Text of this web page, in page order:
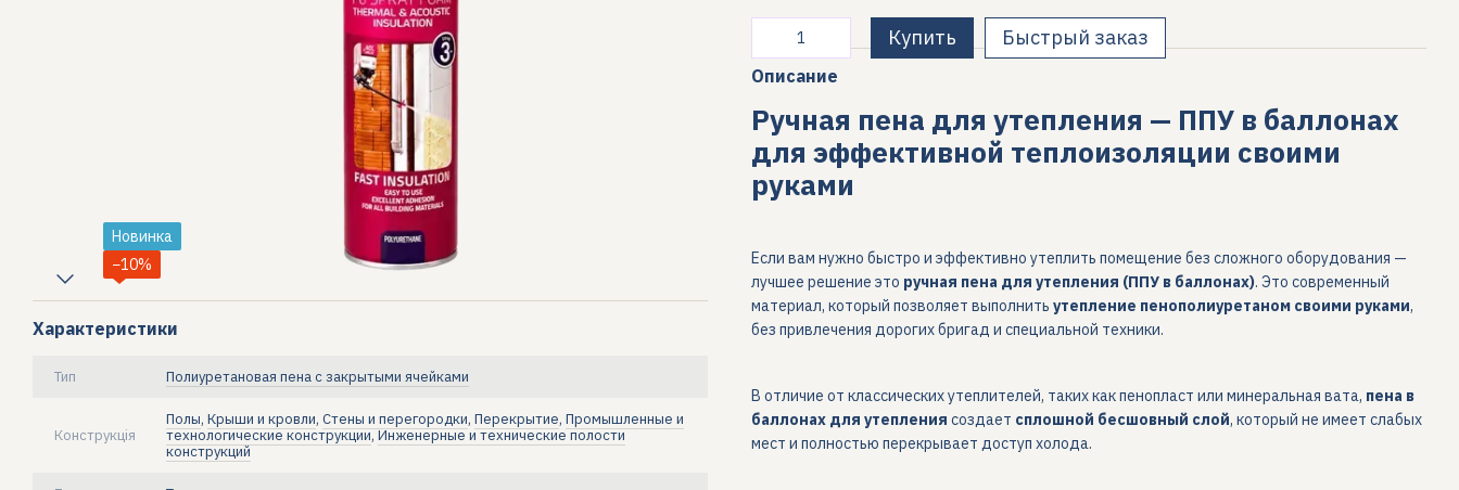
Новинка
−10%
Характеристики
Тип Полиуретановая пена с закрытыми ячейками
Конструкція
Полы, Крыши и кровли, Стены и перегородки, Перекрытие, Промышленные и
технологические конструкции,Инженерные и технические полости
конструкций
Купить Быстрый заказ
Описание
Ручная пена для утепления — ППУ в баллонах
для эффективной теплоизоляции своими
руками
Если вам нужно быстро и эффективно утеплить помещение без сложного оборудования —
лучшее решение это ручная пена для утепления (ППУ в баллонах). Это современный
материал, который позволяет выполнить утепление пенополиуретаном своими руками,
без привлечения дорогих бригад и специальной техники.
В отличие от классических утеплителей, таких как пенопласт или минеральная вата, пена в
баллонах для утепления создает сплошной бесшовный слой, который не имеет слабых
мест и полностью перекрывает доступ холода.